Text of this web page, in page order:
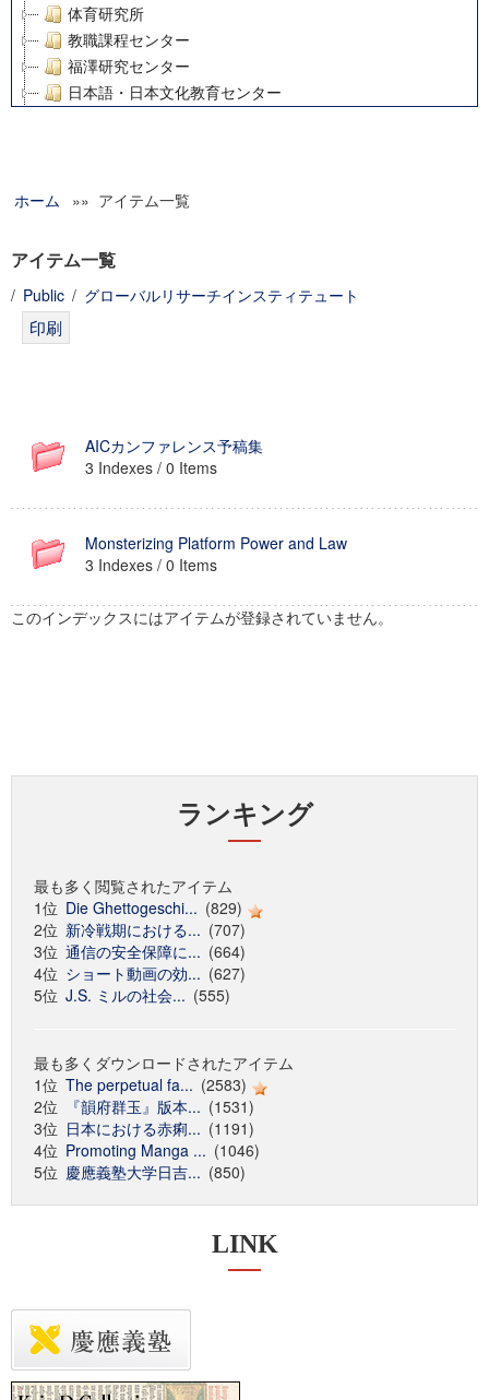
体育研究所
教職課程センター
福澤研究センター
日本語・日本文化教育センター
グローバルリサーチインスティテュート
科学研究費補助金研究成果報告書
慶應義塾大学グローバルCOEプログラム市民社会ガバナンス
ホーム »» アイテム一覧
アイテム一覧
/ Public / グローバルリサーチインスティテュート
AICカンファレンス予稿集
3 Indexes / 0 Items
Monsterizing Platform Power and Law
3 Indexes / 0 Items
このインデックスにはアイテムが登録されていません。
ランキング
最も多く閲覧されたアイテム
1位 Die Ghettogeschi... (829)
2位 新冷戦期における... (707)
3位 通信の安全保障に... (664)
4位 ショート動画の効... (627)
5位 J.S. ミルの社会... (555)
最も多くダウンロードされたアイテム
1位 The perpetual fa... (2583)
2位
『韻府群玉』版本... (1531)
3位 日本における赤痢... (1191)
4位 Promoting Manga ... (1046)
5位 慶應義塾大学日吉... (850)
LINK